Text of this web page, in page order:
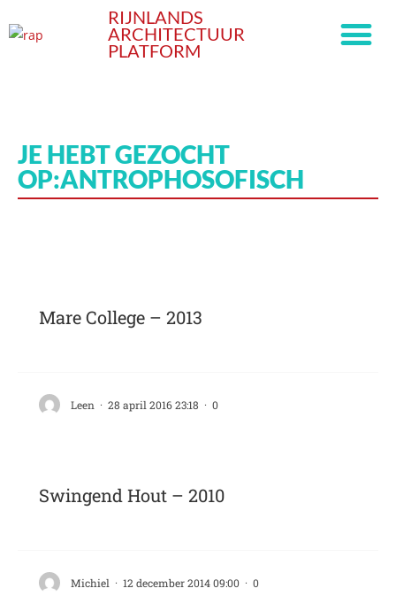
RIJNLANDS
ARCHITECTUUR
PLATFORM
JE HEBT GEZOCHT
OP:ANTROPHOSOFISCH
Mare College – 2013
Leen · 28 april 2016 23:18 · 0
Swingend Hout – 2010
Michiel · 12 december 2014 09:00 · 0